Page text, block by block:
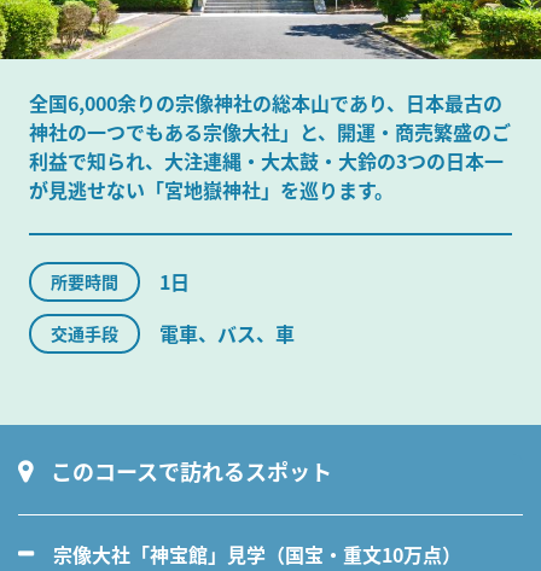
全国6,000余りの宗像神社の総本山であり、日本最古の
神社の一つでもある宗像大社」と、開運・商売繁盛のご
利益で知られ、大注連縄・大太鼓・大鈴の3つの日本一
が見逃せない「宮地嶽神社」を巡ります。
所要時間 1日
交通手段 電車、バス、車
このコースで訪れるスポット
宗像大社「神宝館」見学（国宝・重文10万点）